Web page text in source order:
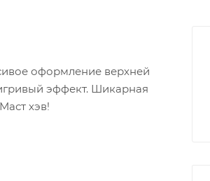
оформление верхней
эффект. Шикарная
хэв!